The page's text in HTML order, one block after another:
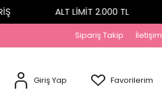
ALT LİMİT 2.000 TL
Sipariş Takip İletişim
Giriş Yap Favorilerim